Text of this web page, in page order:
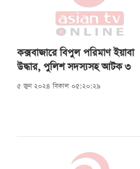
কক্সবাজারে বিপুল পরিমাণ ইয়াবা
উদ্ধার, পুলিশ সদস্যসহ আটক ৩
৫ জুন ২০২৪ বিকাল ০৫:২০:২৯